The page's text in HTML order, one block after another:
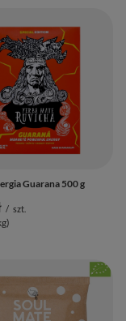
Guarana 500 g
/ szt.
)